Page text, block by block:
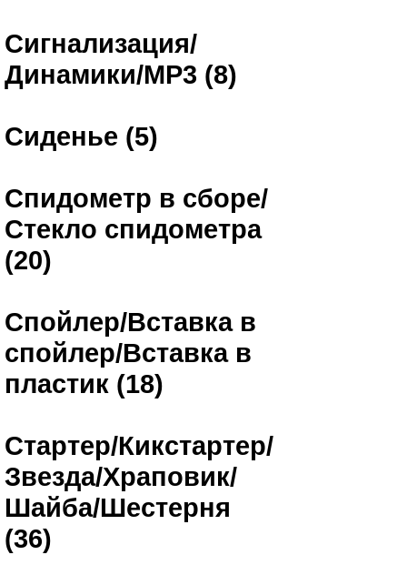
Сигнализация/
Динамики/MP3 (8)
Сиденье (5)
Спидометр в сборе/
Стекло спидометра
(20)
Спойлер/Вставка в
спойлер/Вставка в
пластик (18)
Стартер/Кикстартер/
Звезда/Храповик/
Шайба/Шестерня
(36)